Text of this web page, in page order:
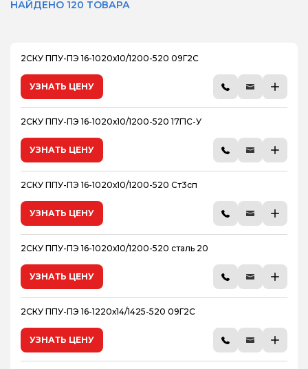
НАЙДЕНО 120 ТОВАРА
2СКУ ППУ-ПЭ 16-1020х10/1200-520 09Г2С
УЗНАТЬ ЦЕНУ
2СКУ ППУ-ПЭ 16-1020х10/1200-520 17Г1С-У
УЗНАТЬ ЦЕНУ
2СКУ ППУ-ПЭ 16-1020х10/1200-520 Ст3сп
УЗНАТЬ ЦЕНУ
2СКУ ППУ-ПЭ 16-1020х10/1200-520 сталь 20
УЗНАТЬ ЦЕНУ
2СКУ ППУ-ПЭ 16-1220х14/1425-520 09Г2С
УЗНАТЬ ЦЕНУ